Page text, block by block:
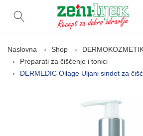
Otvori pretragu
Naslovna Shop
Preparati za čišćenje i tonici
DERMEDIC Oilage Uljani sindet za